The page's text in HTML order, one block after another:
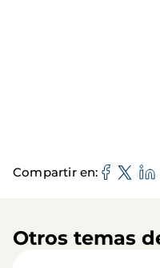
Compartir en
Otros temas